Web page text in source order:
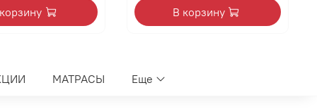
В корзину
МАТРАСЫ Еще